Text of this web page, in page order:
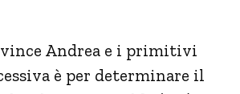
vince Andrea e i primitivi
è per determinare il